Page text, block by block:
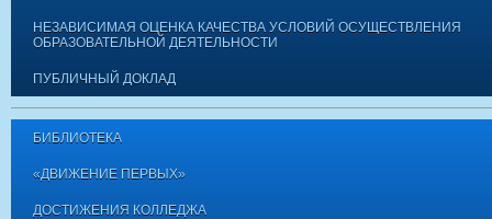
НЕЗАВИСИМАЯ ОЦЕНКА КАЧЕСТВА УСЛОВИЙ ОСУЩЕСТВЛЕНИЯ
ОБРАЗОВАТЕЛЬНОЙ ДЕЯТЕЛЬНОСТИ
ПУБЛИЧНЫЙ ДОКЛАД
БИБЛИОТЕКА
«ДВИЖЕНИЕ ПЕРВЫХ»
ДОСТИЖЕНИЯ КОЛЛЕДЖА